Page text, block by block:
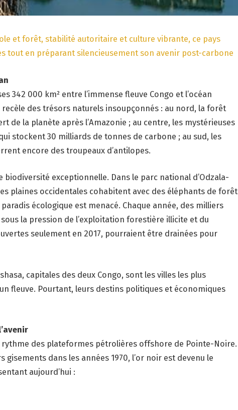
et forêt, stabilité autoritaire et culture vibrante, ce pays
tout en préparant silencieusement son avenir post-carbone
342 000 km² entre l’immense fleuve Congo et l’océan
des trésors naturels insoupçonnés : au nord, la forêt
de la planète après l’Amazonie ; au centre, les mystérieuses
stockent 30 milliards de tonnes de carbone ; au sud, les
encore des troupeaux d’antilopes.
biodiversité exceptionnelle. Dans le parc national d’Odzala-
plaines occidentales cohabitent avec des éléphants de forêt
écologique est menacé. Chaque année, des milliers
la pression de l’exploitation forestière illicite et du
seulement en 2017, pourraient être drainées pour
capitales des deux Congo, sont les villes les plus
fleuve. Pourtant, leurs destins politiques et économiques
rythme des plateformes pétrolières offshore de Pointe-Noire.
gisements dans les années 1970, l’or noir est devenu le
aujourd’hui :